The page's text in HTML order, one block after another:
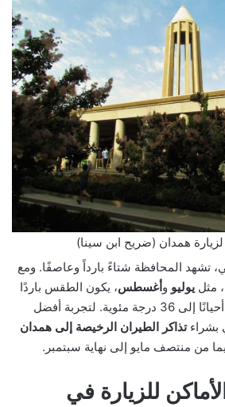
همدان (ضريح ابن سينا)
تشهد المحافظة شتاءً بارداً وعاصفًا. ومع
مثل يوليو وأغسطس، يكون الطقس باردًا
وممتعًا نسبيًا، حيث يصل أحيانًا إلى 36 درجة مئوية. لتجربة أفضل
تذاكر الطيران الرخيصة إلى همدان
من منتصف مايو إلى نهاية سبتمبر.
للزيارة في